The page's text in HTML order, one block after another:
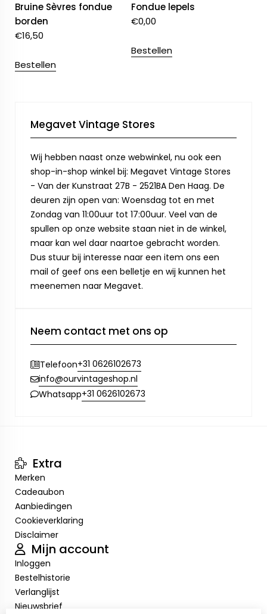
Bruine Sèvres fondue
borden
€16,50
Bestellen
Fondue lepels
€0,00
Bestellen
Megavet Vintage Stores
Wij hebben naast onze webwinkel, nu ook een
shop-in-shop winkel bij: Megavet Vintage Stores
- Van der Kunstraat 27B - 2521BA Den Haag. De
deuren zijn open van: Woensdag tot en met
Zondag van 11:00uur tot 17:00uur. Veel van de
spullen op onze website staan niet in de winkel,
maar kan wel daar naartoe gebracht worden.
Dus stuur bij interesse naar een item ons een
mail of geef ons een belletje en wij kunnen het
meenemen naar Megavet.
Neem contact met ons op
Telefoon+31 0626102673
info@ourvintageshop.nl
Whatsapp+31 0626102673
Extra
Merken
Cadeaubon
Aanbiedingen
Cookieverklaring
Disclaimer
Mijn account
Inloggen
Bestelhistorie
Verlanglijst
Nieuwsbrief